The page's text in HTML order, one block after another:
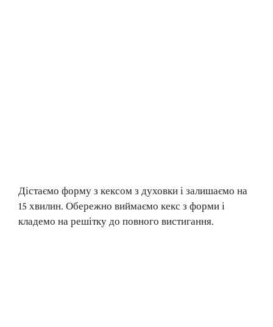
Дістаємо форму з кексом з духовки і залишаємо на
15 хвилин. Обережно виймаємо кекс з форми і
кладемо на решітку до повного вистигання.